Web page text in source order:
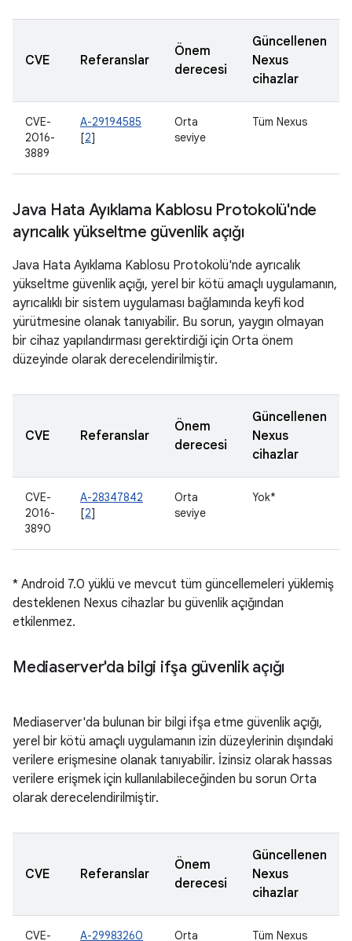
CVE Referanslar
Önem
derecesi
Güncellenen
Nexus
cihazlar
CVE-
2016-
3889
A-29194585
[2]
Orta
seviye
Tüm Nexus
Java Hata Ayıklama Kablosu Protokolü'nde
ayrıcalık yükseltme güvenlik açığı
Java Hata Ayıklama Kablosu Protokolü'nde ayrıcalık
yükseltme güvenlik açığı, yerel bir kötü amaçlı uygulamanın,
ayrıcalıklı bir sistem uygulaması bağlamında keyfi kod
yürütmesine olanak tanıyabilir. Bu sorun, yaygın olmayan
bir cihaz yapılandırması gerektirdiği için Orta önem
düzeyinde olarak derecelendirilmiştir.
CVE Referanslar
Önem
derecesi
Güncellenen
Nexus
cihazlar
CVE-
2016-
3890
A-28347842
[2]
Orta
seviye
Yok*
* Android 7.0 yüklü ve mevcut tüm güncellemeleri yüklemiş
desteklenen Nexus cihazlar bu güvenlik açığından
etkilenmez.
Mediaserver'da bilgi ifşa güvenlik açığı
Mediaserver'da bulunan bir bilgi ifşa etme güvenlik açığı,
yerel bir kötü amaçlı uygulamanın izin düzeylerinin dışındaki
verilere erişmesine olanak tanıyabilir. İzinsiz olarak hassas
verilere erişmek için kullanılabileceğinden bu sorun Orta
olarak derecelendirilmiştir.
CVE Referanslar
Önem
derecesi
Güncellenen
Nexus
cihazlar
CVE- A-29983260 Orta Tüm Nexus